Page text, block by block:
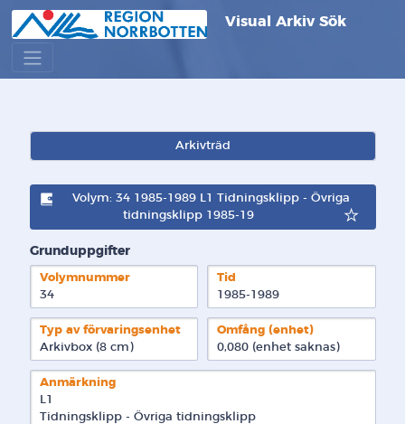
Visual Arkiv Sök
Arkivträd
Volym: 34 1985-1989 L1 Tidningsklipp - Övriga
tidningsklipp 1985-19
Grunduppgifter
Volymnummer
34
Tid
1985-1989
Typ av förvaringsenhet
Arkivbox (8 cm)
Omfång (enhet)
0,080 (enhet saknas)
Anmärkning
L1
Tidningsklipp - Övriga tidningsklipp